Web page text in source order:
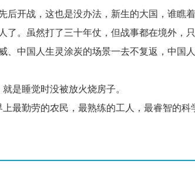
后开战，这也是没办法，新生的大国，谁瞧
了。虽然打了三十年仗，但战事都在境外，
、中国人生灵涂炭的场景一去不复返，中国
是睡觉时没被放火烧房子。
最勤劳的农民，最熟练的工人，最睿智的科